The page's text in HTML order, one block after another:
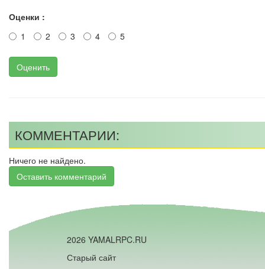
Оценки :
1
2 3 4 5
Оценить
КОММЕНТАРИИ:
Ничего не найдено.
Оставить комментарий
2026 YAMALRPC.RU
Старый сайт